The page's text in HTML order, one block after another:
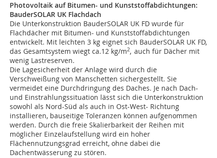
Photovoltaik auf Bitumen- und Kunststoffabdichtungen:
BauderSOLAR UK Flachdach
Die Unterkonstruktion BauderSOLAR UK FD wurde für
Flachdächer mit Bitumen- und Kunststoffabdichtungen
entwickelt. Mit leichten 3 kg eignet sich BauderSOLAR UK FD,
das Gesamtsystem wiegt ca.12 kg/m2, auch für Dächer mit
wenig Lastreserven.
Die Lagesicherheit der Anlage wird durch die
Verschweißung von Manschetten sichergestellt. Sie
vermeidet eine Durchdringung des Daches. Je nach Dach-
und Einstrahlungssituation lässt sich die Unterkonstruktion
sowohl als Nord-Süd als auch in Ost-West- Richtung
installieren, bauseitige Toleranzen können aufgenommen
werden. Durch die freie Skalierbarkeit der Reihen mit
möglicher Einzelaufstellung wird ein hoher
Flächennutzungsgrad erreicht, ohne dabei die
Dachentwässerung zu stören.